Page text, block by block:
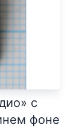
с
фоне